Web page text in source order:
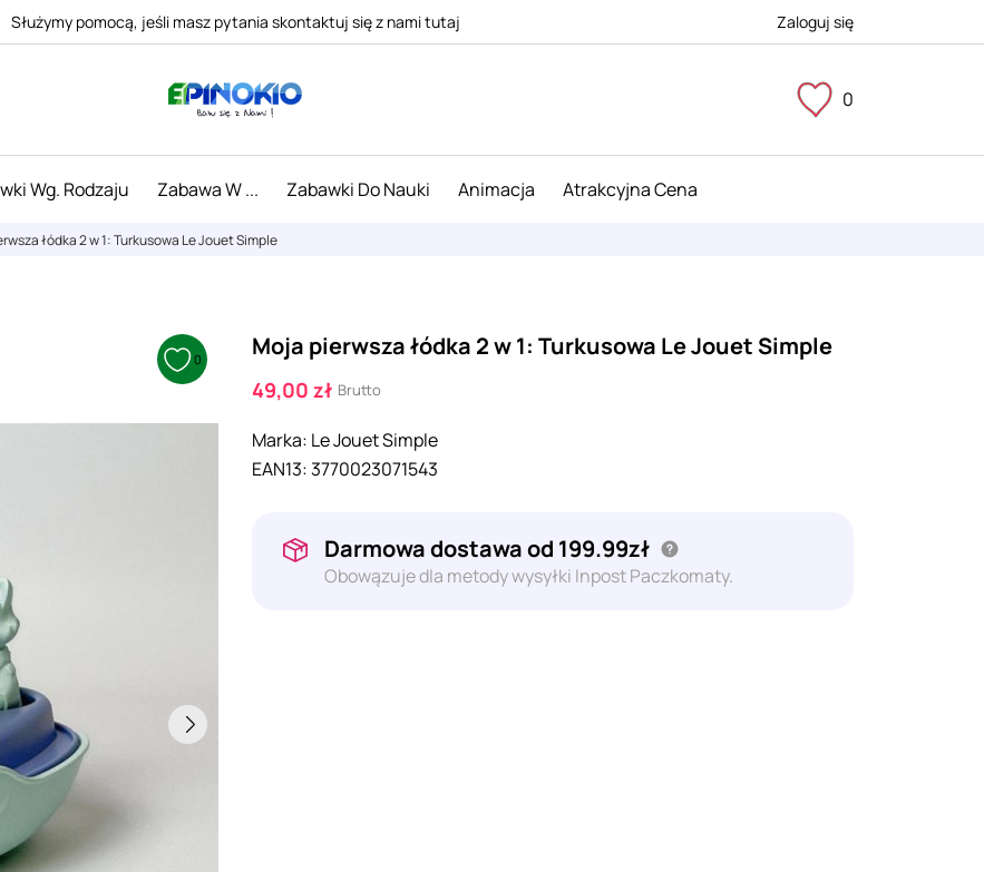
Służymy pomocą, jeśli masz pytania skontaktuj się z nami tutaj Zaloguj się
0
Wg. Rodzaju Zabawa W ... Zabawki Do Nauki Animacja Atrakcyjna Cena
łódka 2 w 1: Turkusowa Le Jouet Simple
0 Moja pierwsza łódka 2 w 1: Turkusowa Le Jouet Simple
49,00 zł Brutto
Marka: Le Jouet Simple
EAN13:3770023071543
Darmowa dostawa od 199.99zł
Obowązuje dla metody wysyłki Inpost Paczkomaty.